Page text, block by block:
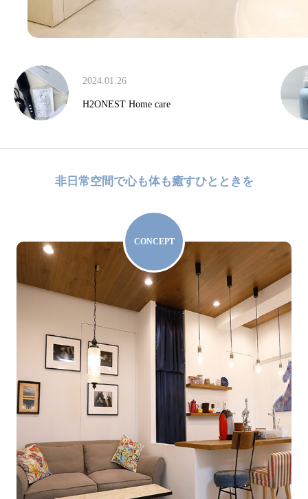
care SHINTO WATER🫧
非日常空間で心も体も癒すひとときを
CONCEPT